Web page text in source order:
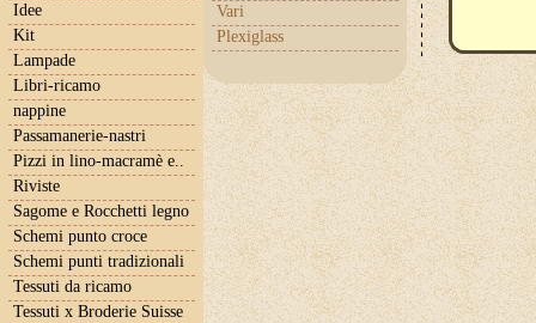
Vari
Plexiglass
Idee
Kit
Lampade
Libri-ricamo
nappine
Passamanerie-nastri
Pizzi in lino-macramè e..
Riviste
Sagome e Rocchetti legno
Schemi punto croce
Schemi punti tradizionali
Tessuti da ricamo
Tessuti x Broderie Suisse